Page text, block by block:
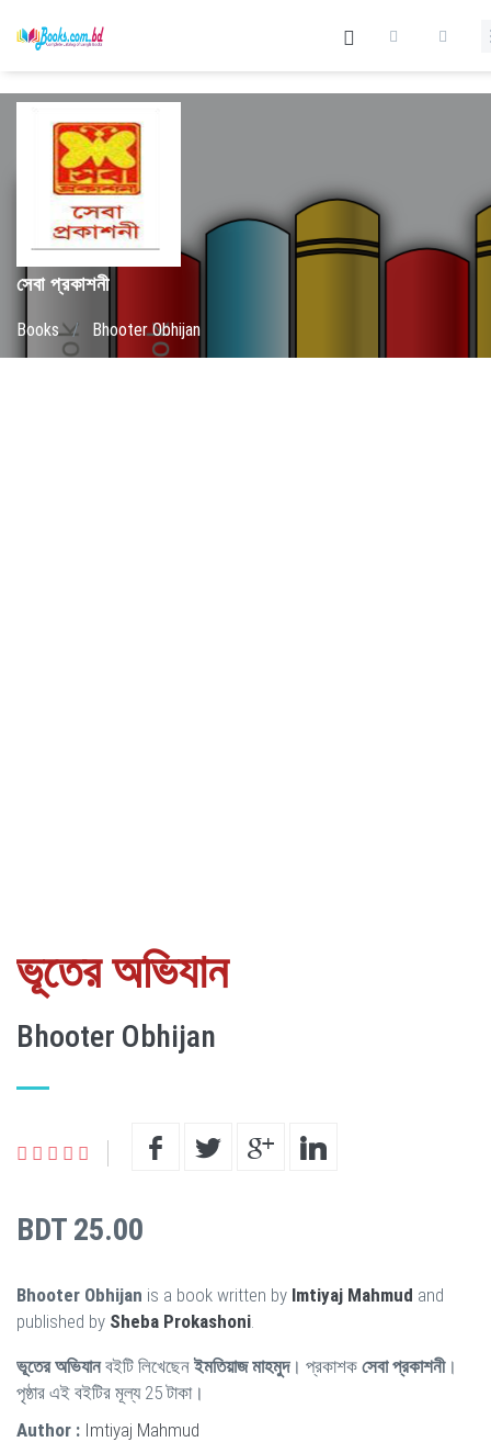
সেবা প্রকাশনী
Books / Bhooter Obhijan
ভূতের অভিযান
Bhooter Obhijan
BDT 25.00
Bhooter Obhijan is a book written by Imtiyaj Mahmud and
published by Sheba Prokashoni
ভূতের অভিযানবইটি লিখেছেনইমতিয়াজ মাহমুদ। প্রকাশক সেবা প্রকাশনী।
পৃষ্ঠার এই বইটির মূল্য 25 টাকা।
Author : Imtiyaj Mahmud